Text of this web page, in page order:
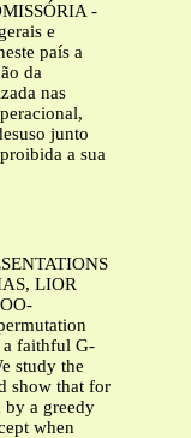
-
e
país a
da
nas
junto
a sua
LIOR
a faithful G-
study the
show that for
by a greedy
when